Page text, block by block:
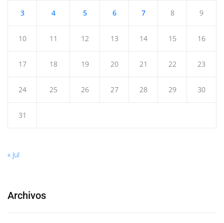
3 4 5 6 7 8 9
10 11 12 13 14 15 16
17 18 19 20 21 22 23
24 25 26 27 28 29 30
31
« Jul
Archivos